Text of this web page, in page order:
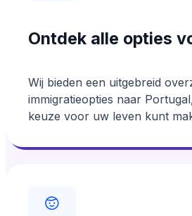
Ontdek alle opties
Wij bieden een uitgebreid
immigratieopties naar
keuze voor uw leven kunt